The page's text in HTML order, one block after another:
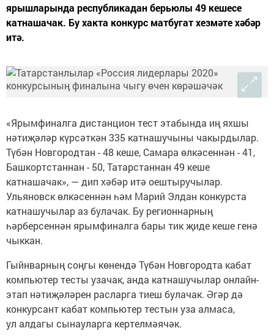
ярышларында республикадан берьюлы 49 кешесе
катнашачак. Бу хакта конкурс матбугат хезмәте хәбәр
итә.
«Ярымфиналга дистанцион тест этабында иң яхшы
нәтиҗәләр күрсәткән 335 катнашучыны чакырдылар.
Түбән Новгородтан - 48 кеше, Самара өлкәсеннән - 41,
Башкортстаннан - 50, Татарстаннан 49 кеше
катнашачак», — дип хәбәр итә оештыручылар.
Ульяновск өлкәсеннән һәм Марий Элдан конкурста
катнашучылар аз булачак. Бу регионнарның
һәрберсеннән ярымфиналга бары тик җиде кеше генә
чыккан.
Гыйнварның соңгы көнендә Түбән Новгородта кабат
компьютер тесты узачак, анда катнашучылар онлайн-
этап нәтиҗәләрен расларга тиеш булачак. Әгәр дә
конкурсант кабат компьютер тестын уза алмаса,
ул алдагы сынауларга кертелмәячәк.